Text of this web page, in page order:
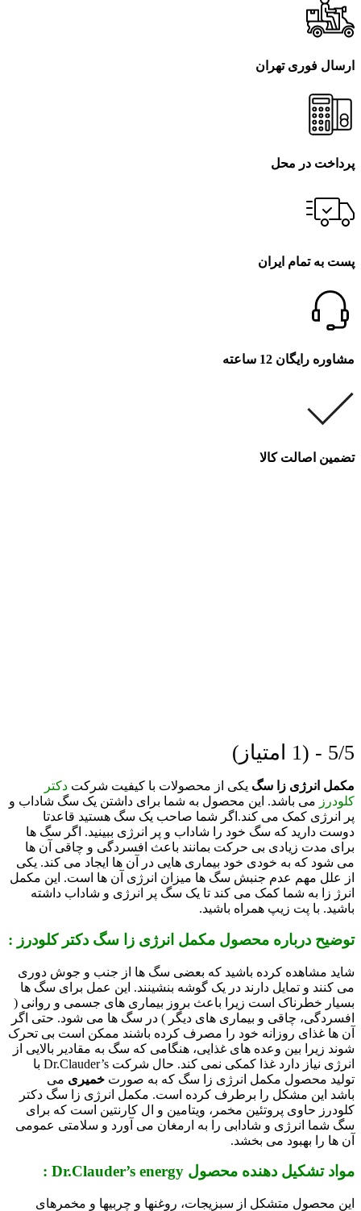
ارسال فوری تهران
پرداخت در محل
پست به تمام ایران
مشاوره رایگان 12 ساعته
تضمین اصالت کالا
5/5 - (1 امتیاز)
مکمل انرژی زا سگ یکی از محصولات با کیفیت شرکت دکتر
کلودرز می باشد. این محصول به شما برای داشتن یک سگ شاداب و
پر انرژی کمک می کند. اگر شما صاحب یک سگ هستید قاعدتا
دوست دارید که سگ خود را شاداب و پر انرژی ببینید. اگر سگ ها
برای مدت زیادی بی حرکت بمانند باعث افسردگی و چاقی آن ها
می شود که به خودی خود بیماری هایی در آن ها ایجاد می کند. یکی
از علل مهم عدم جنبش سگ ها میزان انرژی آن ها است. این مکمل
انرژ زا به شما کمک می کند تا یک سگ پر انرژی و شاداب داشته
باشید. با پت زیپ همراه باشید.
توضیح درباره محصول مکمل انرژی زا سگ دکتر کلودرز :
شاید مشاهده کرده باشید که بعضی سگ ها از جنب و جوش دوری
می کنند و تمایل دارند در یک گوشه بنشینند. این عمل برای سگ ها
بسیار خطرناک است زیرا باعث بروز بیماری های جسمی و روانی (
افسردگی، چاقی و بیماری های دیگر ) در سگ ها می شود. حتی اگر
آن ها غذای روزانه خود را مصرف کرده باشند ممکن است بی تحرک
شوند زیرا بین وعده های غذایی، هنگامی که سگ به مقادیر بالایی از
انرژی نیاز دارد غذا کمکی نمی کند. حال شرکت Dr.Clauder’s با
تولید محصول مکمل انرژی زا سگ که به صورت خمیری می
باشد این مشکل را برطرف کرده است. مکمل انرژی زا سگ دکتر
کلودرز حاوی پروتئین مخمر، ویتامین و ال کارنتین است که برای
سگ شما انرژی و شادابی را به ارمغان می آورد و سلامتی عمومی
آن ها را بهبود می بخشد.
مواد تشکیل دهنده محصول Dr.Clauder’s energy :
این محصول متشکل از سبزیجات، روغنها و چربیها و مخمرهای